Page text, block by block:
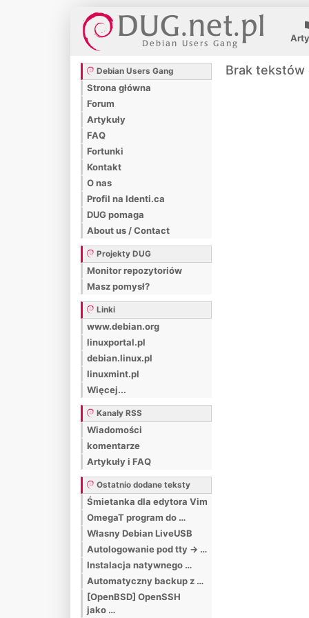
Debian Users Gang
Strona główna
Forum
Artykuły
FAQ
Fortunki
Kontakt
O nas
Profil na Identi.ca
DUG pomaga
About us / Contact
Projekty DUG
Monitor repozytoriów
Masz pomysł?
Linki
www.debian.org
linuxportal.pl
debian.linux.pl
linuxmint.pl
Więcej...
Kanały RSS
Wiadomości
komentarze
Artykuły i FAQ
Ostatnio dodane teksty
Śmietanka dla edytora Vim
OmegaT program do …
Własny Debian LiveUSB
Autologowanie pod tty -> …
Instalacja natywnego …
Automatyczny backup z …
[OpenBSD] OpenSSH
jako …
Brak tekstów